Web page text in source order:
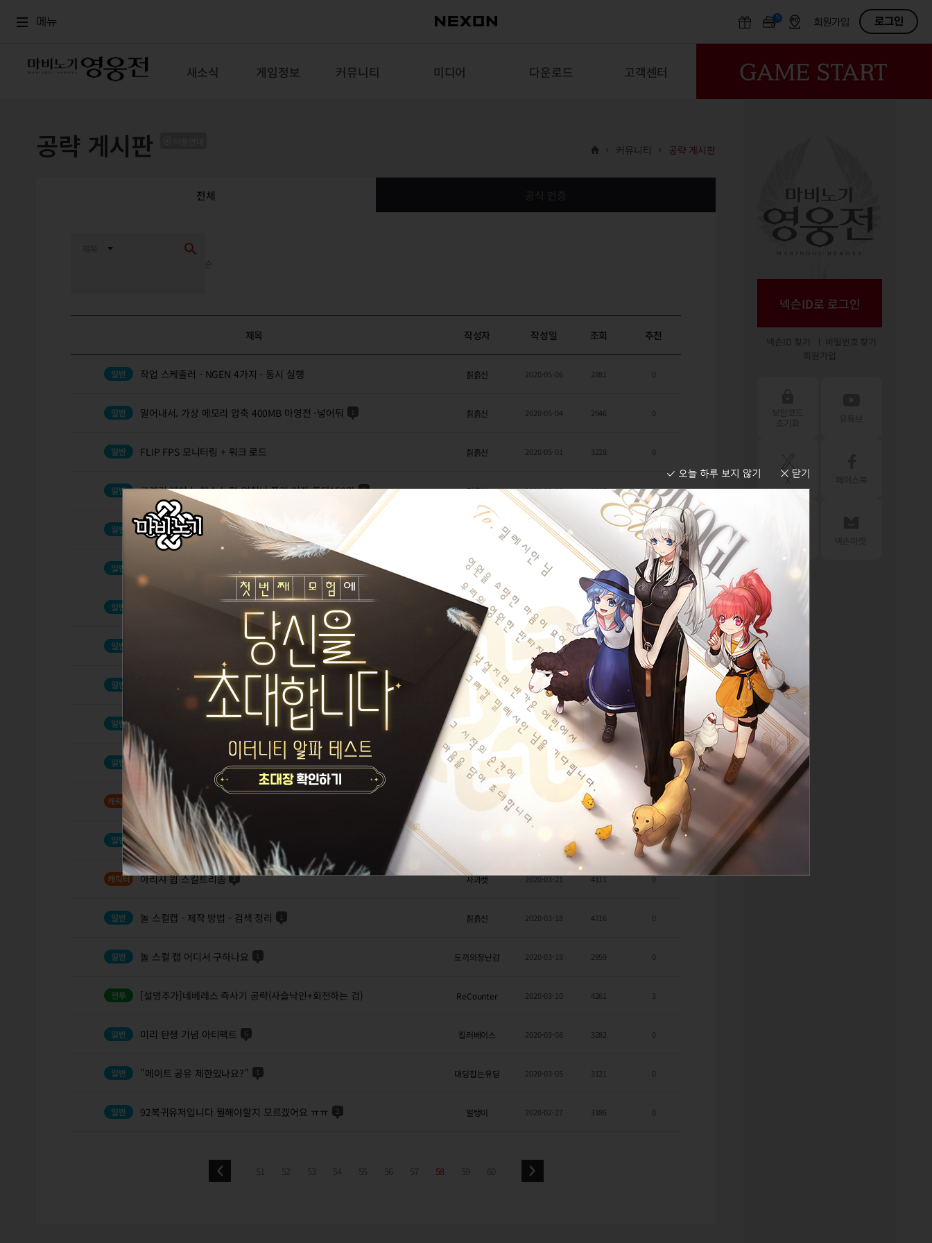
메뉴 N OFF회원가입 로그인
새소식 게임정보 커뮤니티 미디어 다운로드 고객센터
공략 게시판 커뮤니티 공략 게시판
전체
제목 작성자 작성일 조회 추천
작업 스케줄러 - NGEN 4가지 - 동시 실행 칡흙신 2020-05-06 2881 0
밀어내서. 가상 메모리 압축 400MB 마영전 -넣어둬 1 칡흙신 2020-05-04 2946 0
FLIP FPS 모니터링 + 워크 로드 칡흙신 2020-05-01 3228 0
그렘린 레이스-찬스 누적-엄청난 폭리 이자 폭탄150만 1 칡흙신 2020-05-01 5317 0
Engine Error - failed to lock 2 2020-05-01 0
보스 공략 영상 및 장비 세팅 미리해볼 수 있는 사이트 일인분도못하는 2020-04-27 4466 0
아스테라 무기 직작했는데 질문이요!! 1 초밥계란 2020-04-17 3010 0
키보드 입력이 안되는 경우. 해결 방법 칡흙신 2020-04-12 8006 0
넥슨 플러그 게임-삭제 않하고. 업데이트 패치만 하기 칡흙신 2020-04-11 8057
아스트라 레이드를 위한 여행자의 지원 2 코코샤넬과샤넬 2020-04-10 2229
아이템 조합 어떻게 하나요 처음 조합하느데요 홍기쓰 2020-04-04 2009
20.04 레서 개편(밸패) 총정리&amp;집중분석! ReCounter 2020-04-03 4843 3
복귀 유저 질문좀 드립니다. 2465 0
아리샤 윕 스킬트리좀 2 사과캣 2020-03-21 4111 0
놀 스컬캡 - 제작 방법 - 검색 정리 1 칡흙신 2020-03-18 4716 0
놀 스컬 캡 어디서 구하나요 1 도끼의장난감 2020-03-18 2959 0
[설명추가]네베레스 즉사기 공략(사슬낙인+회전하는 검) ReCounter 2020-03-10 4261 3
미리 탄생 기념 아티팩트 6 킬러베이스 2020-03-08 3282 0
"메이트 공유 제한있나요?" 1 대딩잡는유딩 2020-03-05 3121 0
92복귀유저입니다 뭘해야할지 모르겠어요 ㅠㅠ 2 벌탱이 2020-02-27 3186 0
51 52 53 54 55 56 57 58 59 60
넥슨ID로 로그인
넥슨ID 찾기
비밀번호 찾기
회원가입